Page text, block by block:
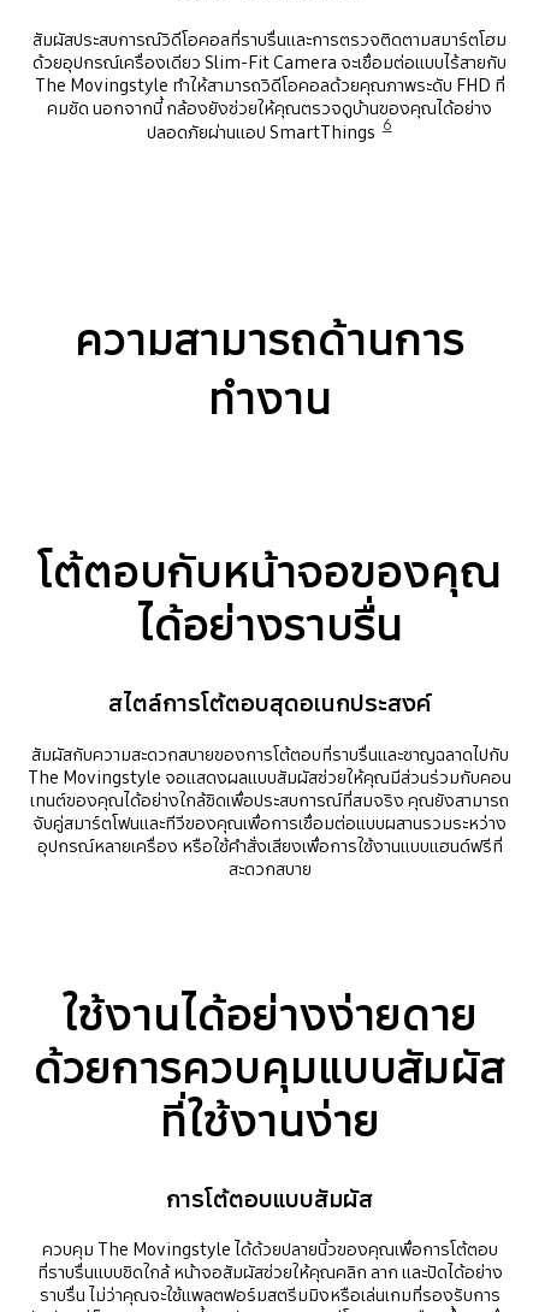
สัมผัสประสบการณ์วิดีโอคอลที่ราบรื่นและการตรวจติดตามสมาร์ตโฮม
ด้วยอุปกรณ์เครื่องเดียว Slim-Fit Camera จะเชื่อมต่อแบบไร้สายกับ
The Movingstyle ทำให้สามารถวิดีโอคอลด้วยคุณภาพระดับ FHD ที่
คมชัด นอกจากนี้ กล้องยังช่วยให้คุณตรวจดูบ้านของคุณได้อย่าง
ปลอดภัยผ่านแอป SmartThings 6
ความสามารถด้านการ
ทำงาน
โต้ตอบกับหน้าจอของคุณ
ได้อย่างราบรื่น
สไตล์การโต้ตอบสุดอเนกประสงค์
สัมผัสกับความสะดวกสบายของการโต้ตอบที่ราบรื่นและชาญฉลาดไปกับ
The Movingstyle จอแสดงผลแบบสัมผัสช่วยให้คุณมีส่วนร่วมกับคอน
เทนต์ของคุณได้อย่างใกล้ชิดเพื่อประสบการณ์ที่สมจริง คุณยังสามารถ
จับคู่สมาร์ตโฟนและทีวีของคุณเพื่อการเชื่อมต่อแบบผสานรวมระหว่าง
อุปกรณ์หลายเครื่อง หรือใช้คำสั่งเสียงเพื่อการใช้งานแบบแฮนด์ฟรีที่
สะดวกสบาย
ใช้งานได้อย่างง่ายดาย
ด้วยการควบคุมแบบสัมผัส
ที่ใช้งานง่าย
การโต้ตอบแบบสัมผัส
ควบคุม The Movingstyle ได้ด้วยปลายนิ้วของคุณเพื่อการโต้ตอบ
ที่ราบรื่นแบบชิดใกล้ หน้าจอสัมผัสช่วยให้คุณคลิก ลาก และปัดได้อย่าง
ราบรื่น ไม่ว่าคุณจะใช้แพลตฟอร์มสตรีมมิงหรือเล่นเกมที่รองรับการ